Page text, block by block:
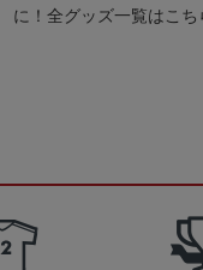
に！全グッズ一覧はこち